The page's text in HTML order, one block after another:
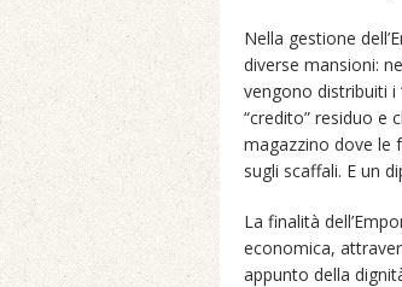
Nella gestione
diverse mansioni:
vengono distribuiti i
“credito” residuo e
magazzino dove le
sugli scaffali. E un
La finalità
economica,
appunto della